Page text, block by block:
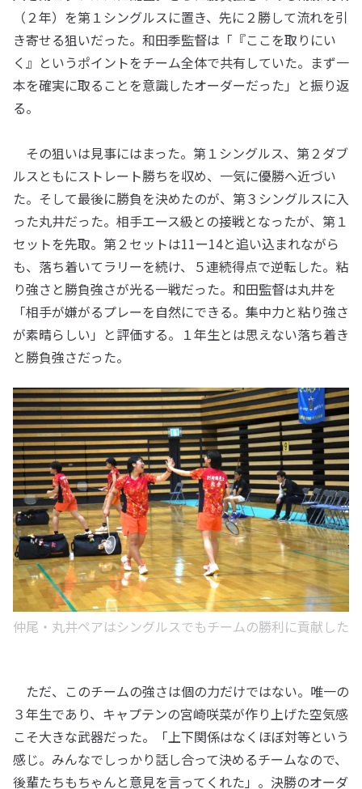
（２年）を第１シングルスに置き、先に２勝して流れを引
き寄せる狙いだった。和田季監督は「『ここを取りにい
く』というポイントをチーム全体で共有していた。まず一
本を確実に取ることを意識したオーダーだった」と振り返
る。
その狙いは見事にはまった。第１シングルス、第２ダブ
ルスともにストレート勝ちを収め、一気に優勝へ近づい
た。そして最後に勝負を決めたのが、第３シングルスに入
った丸井だった。相手エース級との接戦となったが、第１
セットを先取。第２セットは11ー14と追い込まれながら
も、落ち着いてラリーを続け、５連続得点で逆転した。粘
り強さと勝負強さが光る一戦だった。和田監督は丸井を
「相手が嫌がるプレーを自然にできる。集中力と粘り強さ
が素晴らしい」と評価する。１年生とは思えない落ち着き
と勝負強さだった。
仲尾・丸井ペアはシングルスでもチームの勝利に貢献した
ただ、このチームの強さは個の力だけではない。唯一の
３年生であり、キャプテンの宮崎咲菜が作り上げた空気感
こそ大きな武器だった。「上下関係はなくほぼ対等という
感じ。みんなでしっかり話し合って決めるチームなので、
後輩たちもちゃんと意見を言ってくれた」。決勝のオーダ